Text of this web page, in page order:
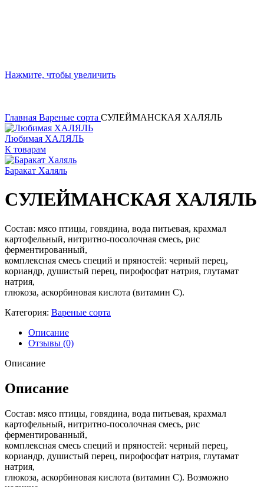
Нажмите, чтобы увеличить
Главная Вареные сорта СУЛЕЙМАНСКАЯ ХАЛЯЛЬ
Любимая ХАЛЯЛЬ
К товарам
Баракат Халяль
СУЛЕЙМАНСКАЯ ХАЛЯЛЬ
Состав: мясо птицы, говядина, вода питьевая, крахмал
картофельный, нитритно-посолочная смесь, рис
ферментированный,
комплексная смесь специй и пряностей: черный перец,
кориандр, душистый перец, пирофосфат натрия, глутамат
натрия,
глюкоза, аскорбиновая кислота (витамин С).
Категория: Вареные сорта
Описание
Отзывы (0)
Описание
Описание
Состав: мясо птицы, говядина, вода питьевая, крахмал
картофельный, нитритно-посолочная смесь, рис
ферментированный,
комплексная смесь специй и пряностей: черный перец,
кориандр, душистый перец, пирофосфат натрия, глутамат
натрия,
глюкоза, аскорбиновая кислота (витамин С). Возможно